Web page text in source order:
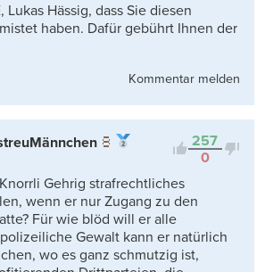
Lukas Hässig, dass Sie diesen
haben. Dafür gebührt Ihnen der
Kommentar melden
257
0
Gehrig strafrechtliches
wenn er nur Zugang zu den
Für wie blöd will er alle
Gewalt kann er natürlich
wo es ganz schmutzig ist,